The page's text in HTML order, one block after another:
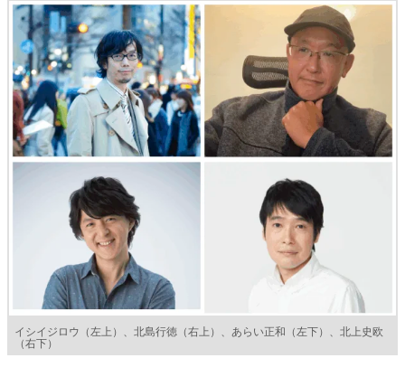
イシイジロウ（左上）、北島行徳（右上）、あらい正和（左下）、北上史欧
（右下）